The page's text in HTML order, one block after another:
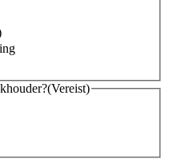
(Vereist)